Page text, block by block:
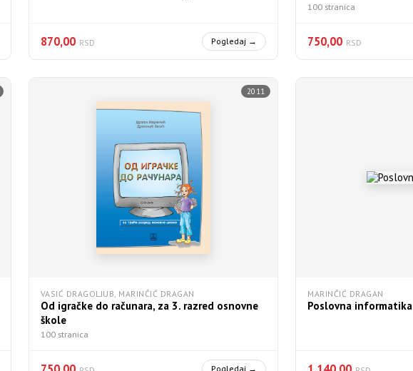
870,00 RSD Pogledaj →
100 stranica
750,00 RSD
2011
VASIĆ DRAGOLJUB, MARINČIĆ DRAGAN
Od igračke do računara, za 3. razred osnovne
škole
100 stranica
Pogledaj →
MARINČIĆ DRAGAN
Poslovna informatika